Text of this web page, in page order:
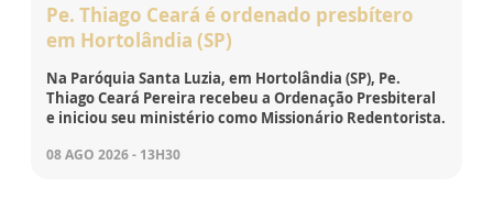
Pe. Thiago Ceará é ordenado presbítero
em Hortolândia (SP)
Na Paróquia Santa Luzia, em Hortolândia (SP), Pe.
Thiago Ceará Pereira recebeu a Ordenação Presbiteral
e iniciou seu ministério como Missionário Redentorista.
08 AGO 2026 - 13H30